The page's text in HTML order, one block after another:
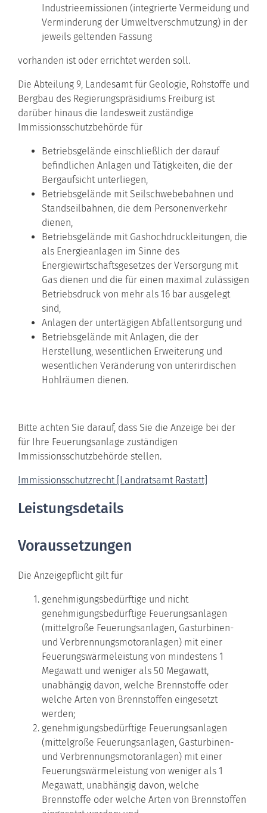
Industrieemissionen (integrierte Vermeidung und
Verminderung der Umweltverschmutzung) in der
jeweils geltenden Fassung
vorhanden ist oder errichtet werden soll.
Die Abteilung 9, Landesamt für Geologie, Rohstoffe und
Bergbau des Regierungspräsidiums Freiburg ist
darüber hinaus die landesweit zuständige
Immissionsschutzbehörde für
Betriebsgelände einschließlich der darauf
befindlichen Anlagen und Tätigkeiten, die der
Bergaufsicht unterliegen,
Betriebsgelände mit Seilschwebebahnen und
Standseilbahnen, die dem Personenverkehr
dienen,
Betriebsgelände mit Gashochdruckleitungen, die
als Energieanlagen im Sinne des
Energiewirtschaftsgesetzes der Versorgung mit
Gas dienen und die für einen maximal zulässigen
Betriebsdruck von mehr als 16 bar ausgelegt
sind,
Anlagen der untertägigen Abfallentsorgung und
Betriebsgelände mit Anlagen, die der
Herstellung, wesentlichen Erweiterung und
wesentlichen Veränderung von unterirdischen
Hohlräumen dienen.
Bitte achten Sie darauf, dass Sie die Anzeige bei der
für Ihre Feuerungsanlage zuständigen
Immissionsschutzbehörde stellen.
Immissionsschutzrecht [Landratsamt Rastatt]
Leistungsdetails
Voraussetzungen
Die Anzeigepflicht gilt für
genehmigungsbedürftige und nicht
genehmigungsbedürftige Feuerungsanlagen
(mittelgroße Feuerungsanlagen, Gasturbinen-
und Verbrennungsmotoranlagen) mit einer
Feuerungswärmeleistung von mindestens 1
Megawatt und weniger als 50 Megawatt,
unabhängig davon, welche Brennstoffe oder
welche Arten von Brennstoffen eingesetzt
werden;
genehmigungsbedürftige Feuerungsanlagen
(mittelgroße Feuerungsanlagen, Gasturbinen-
und Verbrennungsmotoranlagen) mit einer
Feuerungswärmeleistung von weniger als 1
Megawatt, unabhängig davon, welche
Brennstoffe oder welche Arten von Brennstoffen